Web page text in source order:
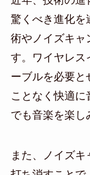
驚くべき進化を
術やノイズキャ
す。ワイヤレス
ーブルを必要と
ことなく快適に
でも音楽を楽し
また、ノイズ